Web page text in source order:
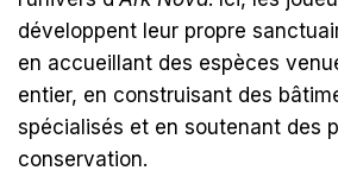
développent leur propre
en accueillant des espèces
entier, en construisant des
spécialisés et en soutenant des
conservation.